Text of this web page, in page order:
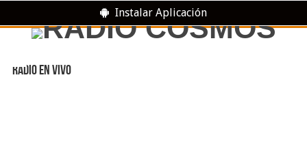
Instalar Aplicación
RADIO EN VIVO